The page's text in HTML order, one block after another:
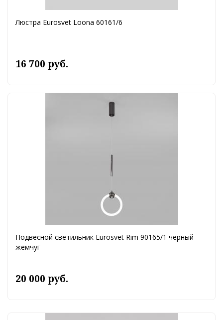
Люстра Eurosvet Loona 60161/6
16 700 руб.
Подвесной светильник Eurosvet Rim 90165/1 черный
жемчуг
20 000 руб.